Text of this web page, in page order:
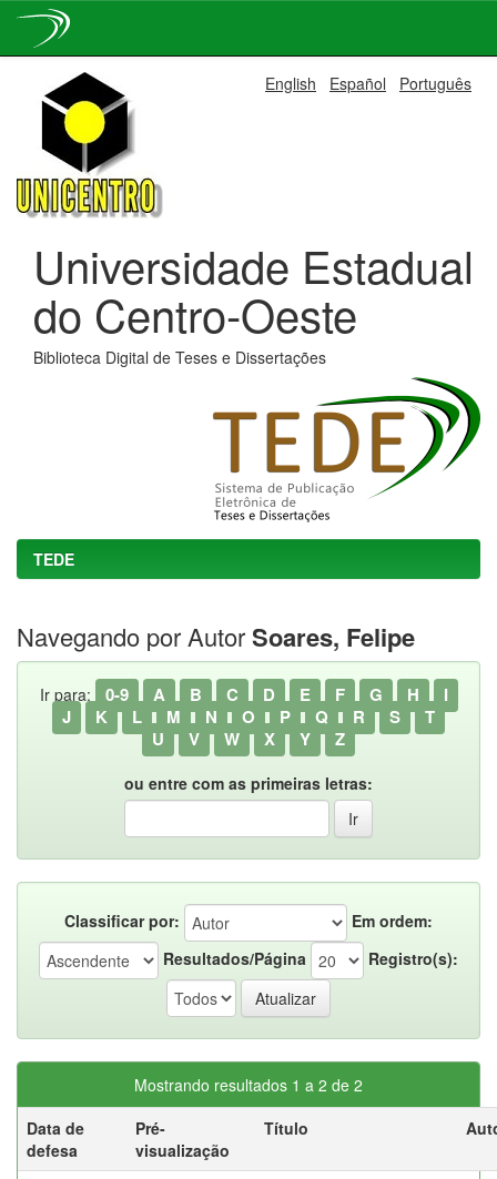
navigation
English Español Português
Universidade Estadual
do Centro-Oeste
Biblioteca Digital de Teses e Dissertações
TEDE
Navegando por AutorSoares, Felipe
Ir para: 0-9 A B C D E F G H
I
J
K L M N O P Q R S
T
U
V W X Y Z
ou entre com as primeiras letras:
Classificar por:
Em ordem:
Resultados/Página
Registro(s):
Mostrando resultados 1 a 2 de 2
Data de
defesa
Pré-
visualização
Título